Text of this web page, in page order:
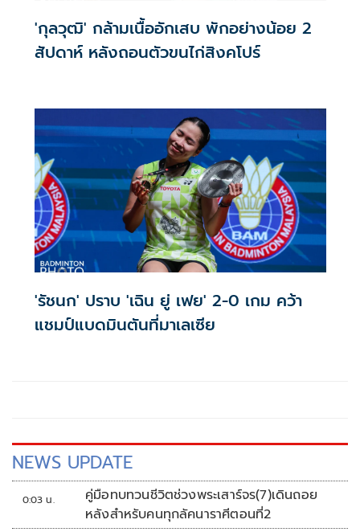
'กุลวุฒิ' กล้ามเนื้ออักเสบ พักอย่างน้อย 2
สัปดาห์ หลังถอนตัวขนไก่สิงคโปร์
'รัชนก' ปราบ 'เฉิน ยู่ เฟย' 2-0 เกม คว้า
แชมป์แบดมินตันที่มาเลเซีย
NEWS UPDATE
0:03 น.
คู่มือทบทวนชีวิตช่วงพระเสาร์จร(7)เดินถอย
หลังสำหรับคนทุกลัคนาราศีตอนที่2